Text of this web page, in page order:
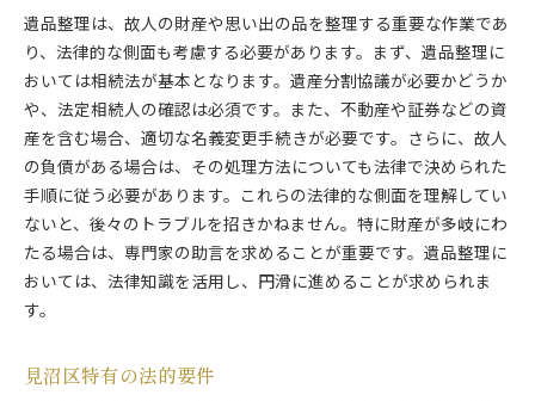
遺品整理は、故人の財産や思い出の品を整理する重要な作業であ
り、法律的な側面も考慮する必要があります。まず、遺品整理に
おいては相続法が基本となります。遺産分割協議が必要かどうか
や、法定相続人の確認は必須です。また、不動産や証券などの資
産を含む場合、適切な名義変更手続きが必要です。さらに、故人
の負債がある場合は、その処理方法についても法律で決められた
手順に従う必要があります。これらの法律的な側面を理解してい
ないと、後々のトラブルを招きかねません。特に財産が多岐にわ
たる場合は、専門家の助言を求めることが重要です。遺品整理に
おいては、法律知識を活用し、円滑に進めることが求められま
す。
見沼区特有の法的要件